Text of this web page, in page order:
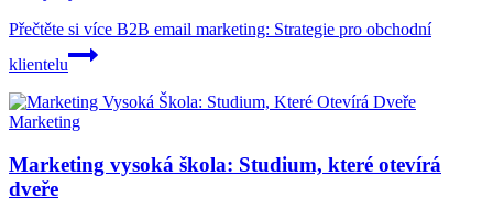
Přečtěte si více B2B email marketing: Strategie pro obchodní
klientelu
Marketing
Marketing vysoká škola: Studium, které otevírá
dveře